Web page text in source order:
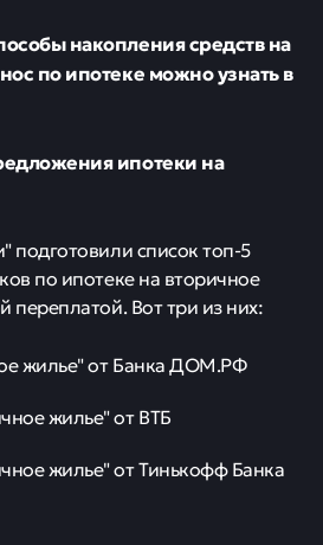
накопления средств на
по ипотеке можно узнать в
ипотеки на
список топ-5
по ипотеке на вторичное
Вот три из них:
жилье" от Банка ДОМ.РФ
жилье" от ВТБ
жилье" от Тинькофф Банка